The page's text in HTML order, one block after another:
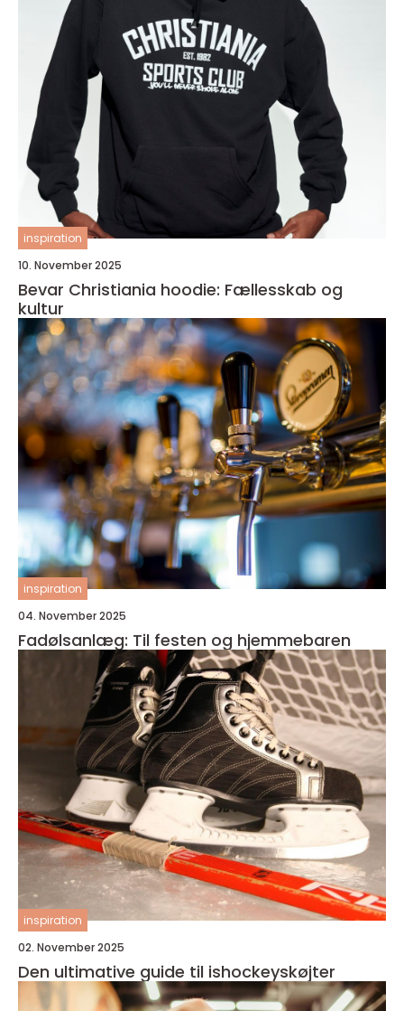
inspiration
10. November 2025
Bevar Christiania hoodie: Fællesskab og
kultur
inspiration
04. November 2025
Fadølsanlæg: Til festen og hjemmebaren
inspiration
02. November 2025
Den ultimative guide til ishockeyskøjter